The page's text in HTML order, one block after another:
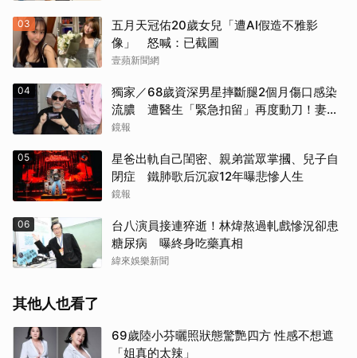
03
五月天冠佑20歲女兒「遭AI假造不雅影
像」 怒喊：已截圖
壹蘋新聞網
04
獨家／68歲資深男星摔斷腿2個月傷口感染
流膿 遭醫生「緊急扣留」再度動刀！妻心
力交瘁曝現況
鏡報
05
星爸出軌自己閨密、親弟當眾掌摑、兒子自
閉症 鐵肺歌后沉寂12年曝悲慘人生
鏡報
06
台八演員接連猝逝！林煒熬過軋戲慘況卻患
糖尿病 曝終身吃藥真相
緯來娛樂新聞
其他人也看了
69歲陸小芬曬照狀態驚艷四方 性感不想遮
「姐真的太辣」